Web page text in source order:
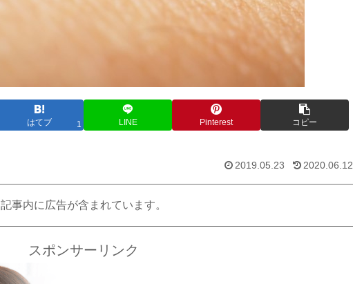
はてブ 1 LINE Pinterest コピー
2019.05.23 2020.06.12
記事内に広告が含まれています。
スポンサーリンク